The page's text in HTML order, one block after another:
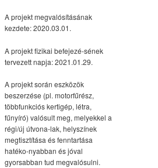
A projekt megvalósításának
kezdete: 2020.03.01.
A projekt fizikai befejezé-sének
tervezett napja: 2021.01.29.
A projekt során eszközök
beszerzése (pl. motorfűrész,
többfunkciós kertigép, létra,
fűnyíró) valósult meg, melyekkel a
régi/új útvona-lak, helyszínek
megtisztítása és fenntartása
hatéko-nyabban és jóval
gyorsabban tud megvalósulni.